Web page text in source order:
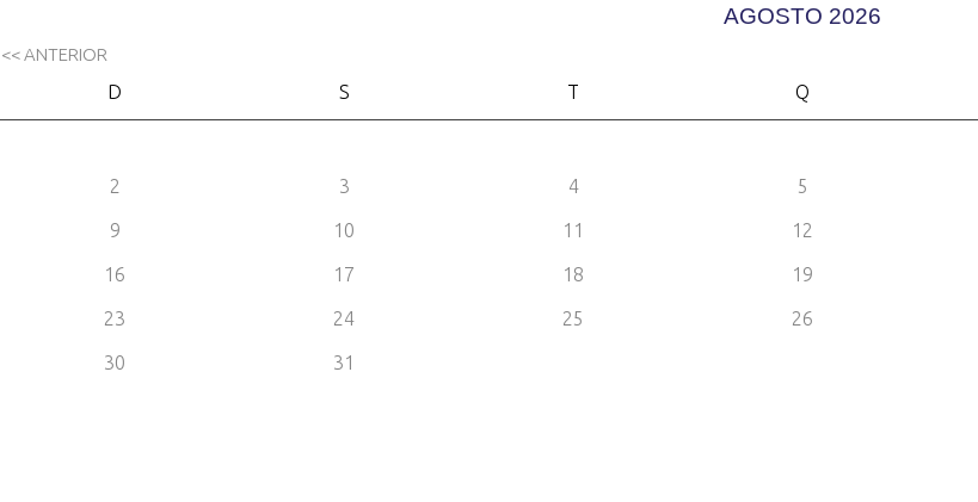
AGOSTO 2026
<< ANTERIOR
D S T Q
2 3 4 5
9 10 11 12
16 17 18 19
23 24 25 26
30 31